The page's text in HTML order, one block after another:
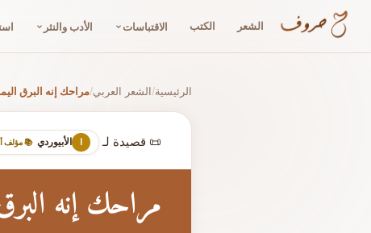
الشعر الكتب الاقتباسات الأدب والنثر
الرئيسية/الشعر العربي/مراحك إنه البرق
📜 قصيدة لـ ا الأبيوردي 📚 مؤلف
مراحك إنه البرق